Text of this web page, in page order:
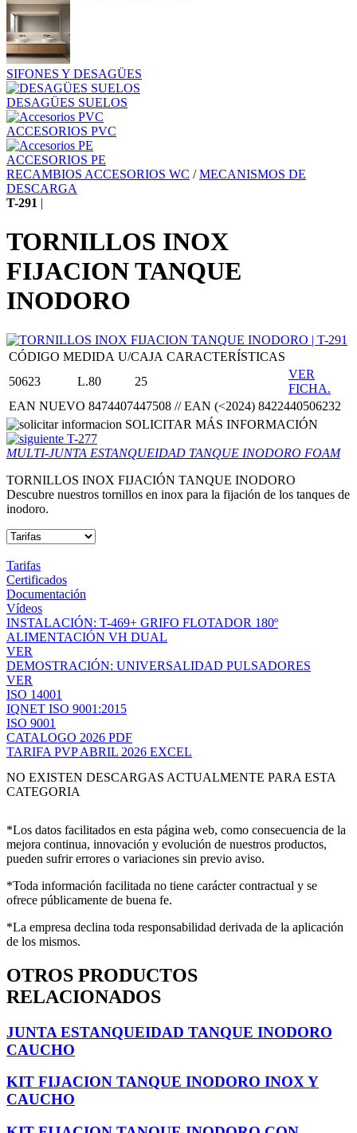
SIFONES Y DESAGÜES
DESAGÜES SUELOS
ACCESORIOS PVC
ACCESORIOS PE
RECAMBIOS ACCESORIOS WC /MECANISMOS DE
DESCARGA
T-291 |
TORNILLOS INOX
FIJACION TANQUE
INODORO
CÓDIGO MEDIDA U/CAJA CARACTERÍSTICAS
50623
L.80 25
VER
FICHA.
EAN NUEVO 8474407447508 // EAN (<2024) 8422440506232
SOLICITAR MÁS INFORMACIÓN
T-277
MULTI-JUNTA ESTANQUEIDAD TANQUE INODORO FOAM
TORNILLOS INOX FIJACIÓN TANQUE INODORO
Descubre nuestros tornillos en inox para la fijación de los tanques de
inodoro.
Tarifas
Certificados
Documentación
Vídeos
INSTALACIÓN: T-469+ GRIFO FLOTADOR 180º
ALIMENTACIÓN VH DUAL
VER
DEMOSTRACIÓN: UNIVERSALIDAD PULSADORES
VER
ISO 14001
IQNET ISO 9001:2015
ISO 9001
CATALOGO 2026 PDF
TARIFA PVP ABRIL 2026 EXCEL
NO EXISTEN DESCARGAS ACTUALMENTE PARA ESTA
CATEGORIA
*Los datos facilitados en esta página web, como consecuencia de la
mejora continua, innovación y evolución de nuestros productos,
pueden sufrir errores o variaciones sin previo aviso.
*Toda información facilitada no tiene carácter contractual y se
ofrece públicamente de buena fe.
*La empresa declina toda responsabilidad derivada de la aplicación
de los mismos.
OTROS PRODUCTOS
RELACIONADOS
JUNTA ESTANQUEIDAD TANQUE INODORO
CAUCHO
KIT FIJACION TANQUE INODORO INOX Y
CAUCHO